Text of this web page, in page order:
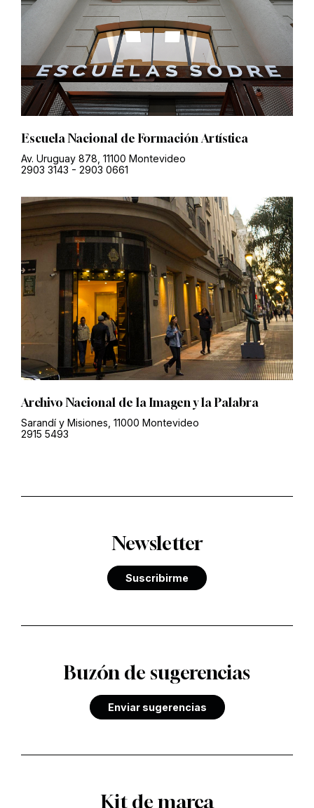
Escuela Nacional de Formación Artística
Av. Uruguay 878, 11100 Montevideo
2903 3143 - 2903 0661
Archivo Nacional de la Imagen y la Palabra
Sarandí y Misiones, 11000 Montevideo
2915 5493
Newsletter
Suscribirme
Buzón de sugerencias
Enviar sugerencias
Kit de marca